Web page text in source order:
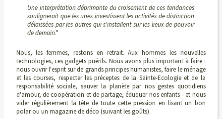
Une interprétation déprimante du croisement de ces tendances
soulignerait que les unes investissent les activités de distinction
délaissées par les autres qui s'installent sur les lieux de pouvoir
de demain."
Nous, les femmes, restons en retrait. Aux hommes les nouvelles
technologies, ces gadgets puérils. Nous avons plus important à faire :
nous ouvrir l'esprit sur de grands principes humanistes, faire le ménage
et les courses, respecter les préceptes de la Sainte-Ecologie et de la
responsabilité sociale, sauver la planète par nos gestes quotidiens
d'amour, de coopération et de partage, éduquer nos enfants - et nous
vider régulièrement la tête de toute cette pression en lisant un bon
polar ou un magazine de déco (suivant les goûts).